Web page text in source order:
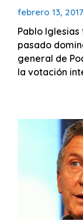
febrero 13, 2017
Pablo
pasado
general de
la votación